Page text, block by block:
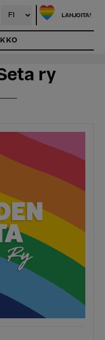
LAHJOITA!
ry